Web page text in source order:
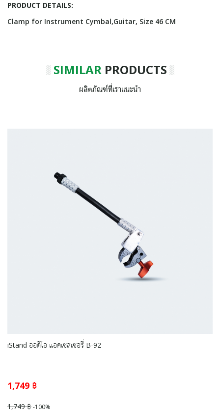
PRODUCT DETAILS:
Clamp for Instrument Cymbal,Guitar, Size 46 CM
SIMILARPRODUCTS
ผลิตภัณฑ์ที่เราแนะนำ
iStand ออดิโอ แอคเซสเซอรี่ B-92
1,749 ฿
1,749 ฿-100%